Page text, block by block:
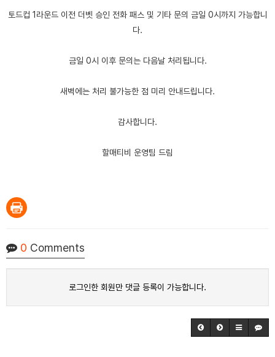
토드컵 1라운드 이전 더벳 승인 전화 패스 및 기타 문의 금일 0시까지 가능합니
다.
금일 0시 이후 문의는 다음날 처리됩니다.
새벽에는 처리 불가능한 점 미리 안내드립니다.
감사합니다.
할매티비 운영팀 드림
0 Comments
로그인한 회원만 댓글 등록이 가능합니다.